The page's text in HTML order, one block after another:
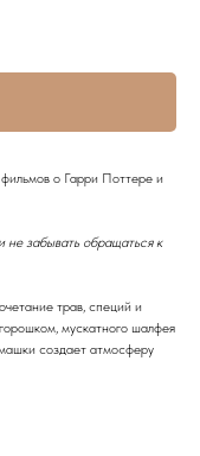
о Гарри Поттере и
забывать обращаться к
трав, специй и
мускатного шалфея
создает атмосферу